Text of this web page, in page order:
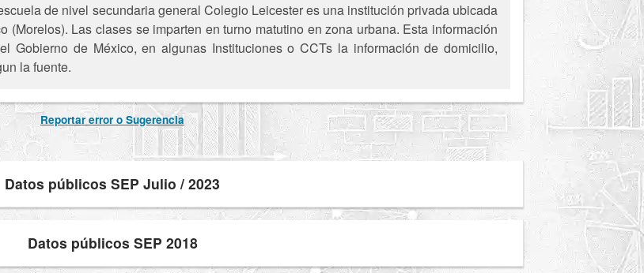
de nivel secundaria general Colegio Leicester es una institución privada ubicada
(Morelos). Las clases se imparten en turno matutino en zona urbana. Esta información
Gobierno de México, en algunas Instituciones o CCTs la información de domicilio,
la fuente.
Reportar error o Sugerencia
Datos públicos SEP Julio / 2023
Datos públicos SEP 2018